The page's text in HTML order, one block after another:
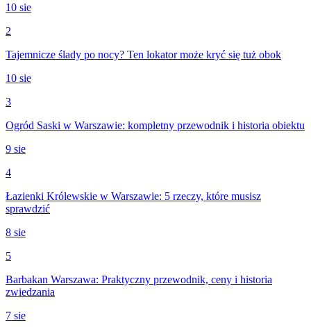
10 sie
2
Tajemnicze ślady po nocy? Ten lokator może kryć się tuż obok
10 sie
3
Ogród Saski w Warszawie: kompletny przewodnik i historia obiektu
9 sie
4
Łazienki Królewskie w Warszawie: 5 rzeczy, które musisz
sprawdzić
8 sie
5
Barbakan Warszawa: Praktyczny przewodnik, ceny i historia
zwiedzania
7 sie